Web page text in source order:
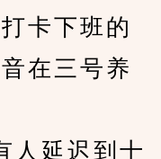
卡下班的
在三号养
延迟到十